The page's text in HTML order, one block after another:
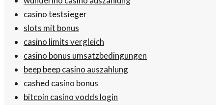
casino testsieger
slots mit bonus
casino limits vergleich
casino bonus umsatzbedingungen
beep beep casino auszahlung
cashed casino bonus
bitcoin casino vodds login